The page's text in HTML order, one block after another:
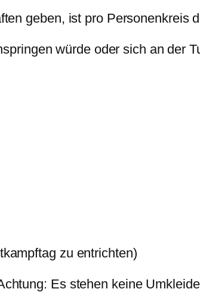
geben, ist pro Personenkreis
würde oder sich an der
zu entrichten)
Es stehen keine Umkleiden